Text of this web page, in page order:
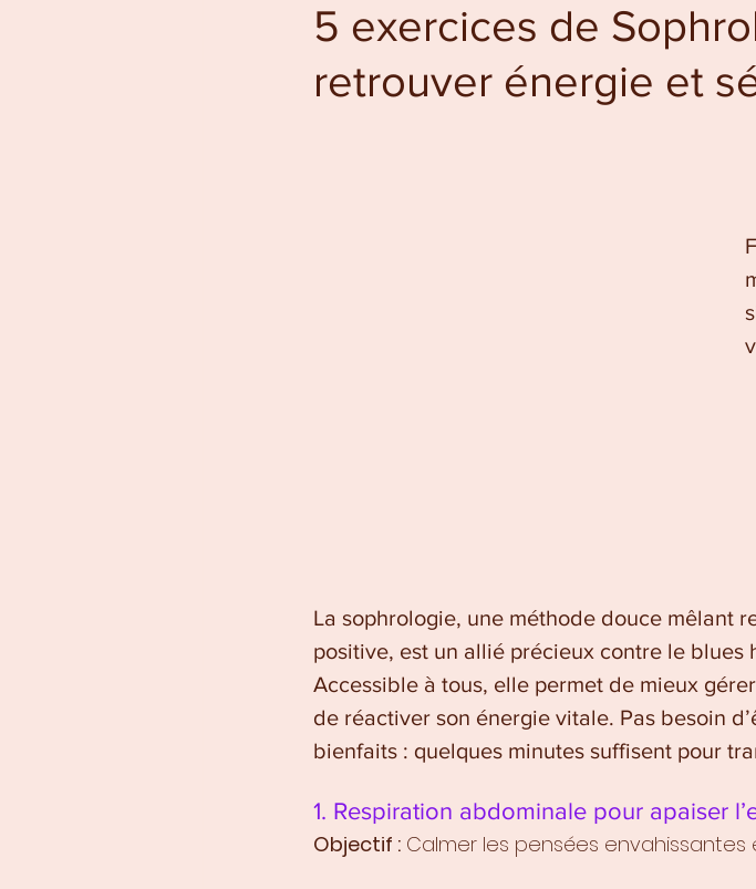
5 exercices de
retrouver énergie et
La sophrologie, une méthode douce mêlant
positive, est un allié précieux contre le blues
Accessible à tous, elle permet de mieux
de réactiver son énergie vitale. Pas besoin
bienfaits : quelques minutes suffisent pour
1. Respiration abdominale pour apaiser
Objectif : Calmer les pensées envahissantes